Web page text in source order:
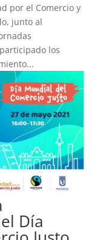
por el Comercio y
junto al
los
Día